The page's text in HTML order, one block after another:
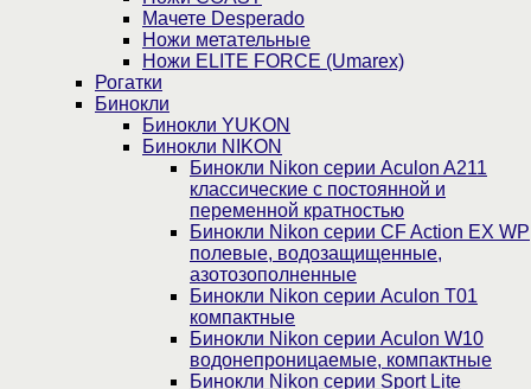
Мачете Desperado
Ножи метательные
Ножи ELITE FORCE (Umarex)
Рогатки
Бинокли
Бинокли YUKON
Бинокли NIKON
Бинокли Nikon серии Aculon A211
классические с постоянной и
переменной кратностью
Бинокли Nikon серии СF Action EX WP
полевые, водозащищенные,
азотозополненные
Бинокли Nikon серии Aculon T01
компактные
Бинокли Nikon серии Aculon W10
водонепроницаемые, компактные
Бинокли Nikon серии Sport Lite